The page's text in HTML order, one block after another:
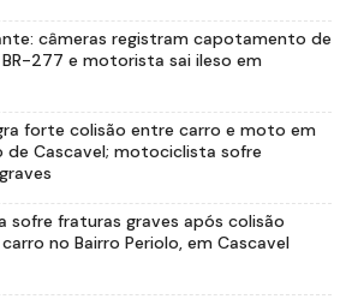
câmeras registram capotamento de
277 e motorista sai ileso em
forte colisão entre carro e moto em
de Cascavel; motociclista sofre
sofre fraturas graves após colisão
no Bairro Periolo, em Cascavel